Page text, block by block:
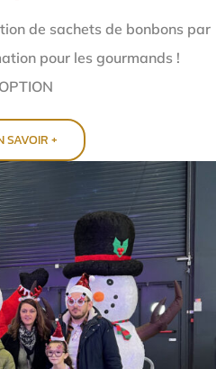
de sachets de bonbons par
pour les gourmands !
SAVOIR +